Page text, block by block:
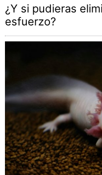
¿Y si pudieras
esfuerzo?